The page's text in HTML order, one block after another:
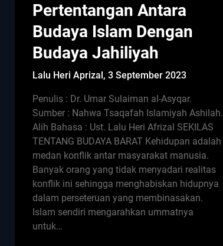
Pertentangan Antara
Budaya Islam Dengan
Budaya Jahiliyah
Lalu Heri Aprizal,3 September 2023
Penulis : Dr. Umar Sulaiman al-Asyqar.
Sumber : Nahwa Tsaqafah Islamiyah Ashilah.
Alih Bahasa : Ust. Lalu Heri Afrizal SEKILAS
TENTANG BUDAYA BARAT Kehidupan adalah
medan konflik antar masyarakat manusia.
Banyak orang yang tidak menyadari realitas
konflik ini sehingga menghabiskan hidupnya
dalam perseteruan yang membinasakan.
Islam sendiri mengarahkan ummatnya
untuk…